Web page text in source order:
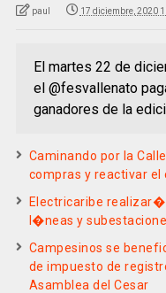
paul 17 diciembre, 2020
El martes 22 de
el @fesvallenato
ganadores de la
Caminando por la
compras y reactivar el
Electricaribe
l�neas y
Campesinos se
de impuesto de
Asamblea del Cesar